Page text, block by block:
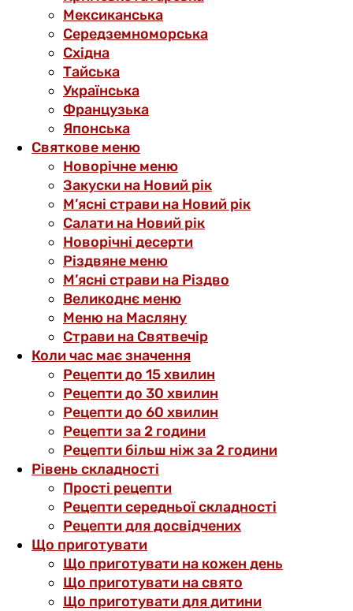
Мексиканська
Середземноморська
Східна
Тайська
Українська
Французька
Японська
Святкове меню
Новорічне меню
Закуски на Новий рік
М’ясні страви на Новий рік
Салати на Новий рік
Новорічні десерти
Різдвяне меню
М’ясні страви на Різдво
Великоднє меню
Меню на Масляну
Страви на Святвечір
Коли час має значення
Рецепти до 15 хвилин
Рецепти до 30 хвилин
Рецепти до 60 хвилин
Рецепти за 2 години
Рецепти більш ніж за 2 години
Рівень складності
Прості рецепти
Рецепти середньої складності
Рецепти для досвідчених
Що приготувати
Що приготувати на кожен день
Що приготувати на свято
Що приготувати для дитини